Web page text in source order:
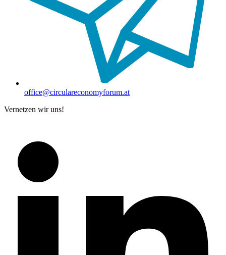
office@circulareconomyforum.at
Vernetzen wir uns!